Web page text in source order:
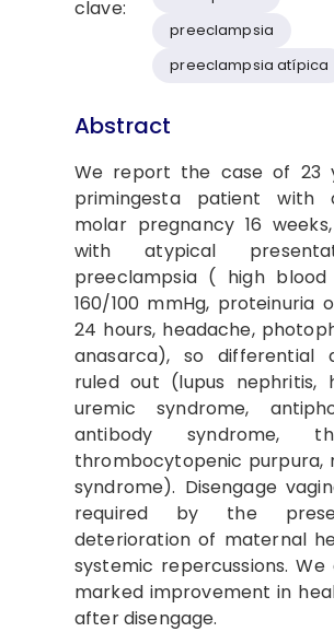
clave:
preeclampsia
preeclampsia atípica
Abstract
We report the case of 23
primingesta patient with
molar pregnancy 16
with atypical
preeclampsia ( high blood
160/100 mmHg, proteinuria
24 hours, headache,
anasarca), so differential
ruled out (lupus nephritis,
uremic syndrome,
antibody syndrome,
thrombocytopenic purpura,
syndrome). Disengage
required by the
deterioration of maternal
systemic repercussions. We
marked improvement in
after disengage.